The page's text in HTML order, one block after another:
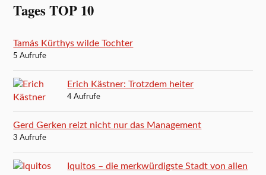
Tages TOP 10
Tamás Kürthys wilde Tochter
5 Aufrufe
Erich Kästner: Trotzdem heiter
4 Aufrufe
Gerd Gerken reizt nicht nur das Management
3 Aufrufe
Iquitos – die merkwürdigste Stadt von allen